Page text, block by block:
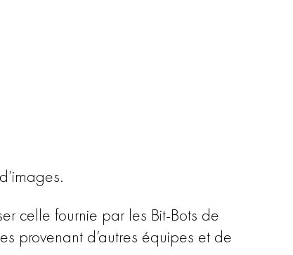
celle fournie par les Bit-Bots de
provenant d’autres équipes et de